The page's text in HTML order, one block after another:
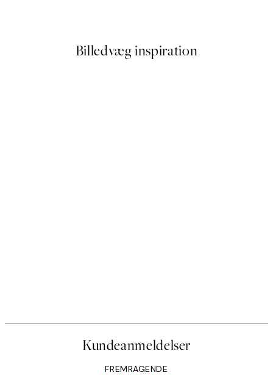
Billedvæg inspiration
Kundeanmeldelser
FREMRAGENDE